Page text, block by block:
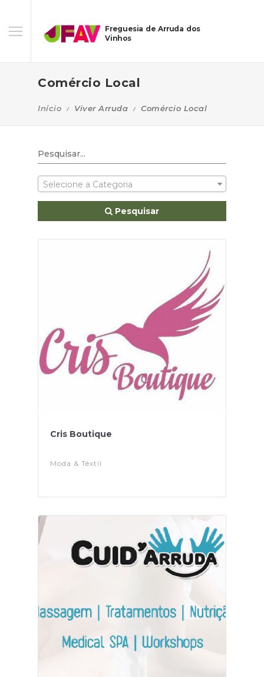
Freguesia de Arruda dos
Vinhos
Comércio Local
Início Viver Arruda Comércio Local
Selecione a Categoria
Pesquisar
Cris Boutique
Moda & Têxtil